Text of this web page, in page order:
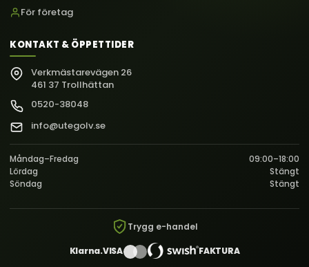
För företag
KONTAKT & ÖPPETTIDER
Verkmästarevägen 26
461 37 Trollhättan
0520-38048
info@utegolv.se
Måndag–Fredag
09:00–18:00
Lördag
Stängt
Söndag
Stängt
Trygg e-handel
Klarna.VISA FAKTURA